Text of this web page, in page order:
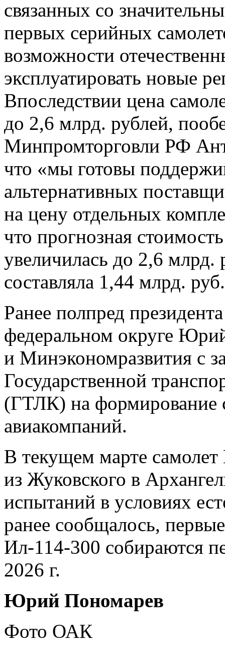
связанных со
первых серийных
возможности
эксплуатировать новые
Впоследствии цена
до 2,6 млрд. рублей,
Минпромторговли РФ
что «мы готовы
альтернативных
на цену отдельных
что прогнозная
увеличилась до 2,6 млрд.
составляла 1,44 млрд. руб.
Ранее полпред
федеральном округе
и Минэкономразвития с
Государственной
(ГТЛК) на формирование
авиакомпаний.
В текущем марте
из Жуковского в
испытаний в условиях
ранее сообщалось,
Ил-114-300 собираются
2026 г.
Юрий Пономарев
Фото ОАК